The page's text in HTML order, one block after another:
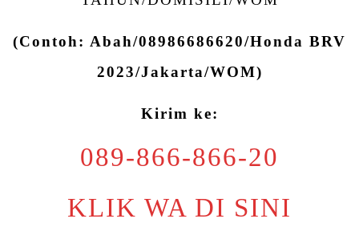
(Contoh: Abah/08986686620/Honda BRV
2023/Jakarta/WOM)
Kirim ke:
089-866-866-20
KLIK WA DI SINI